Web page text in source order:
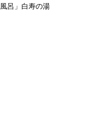
風呂」白寿の湯